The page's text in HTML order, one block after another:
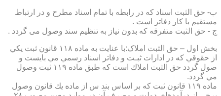
ب- حق الثبت اسناد كه در رابطه با تمام اسناد مطرح و در ارتباط
مستقيم با كار دفاتر است .
ج - حق الثبت متفرقه كه بدون نياز به تنظیم سند وصول می گردد .
بخش اول – حق الثبت املاک:با عنايت به ماده ۱۱۸ قانون ثبت يكي
از حقوقي كه در ادارات ثبـت و دفاتر اسناد رسمي مي بايست و
صول گردد حق الثبت املاك است كه طبق ماده ۱۱۹ ثبت وصول
مي گردد.
ماده ۱۱۹ قانون ثبت كه بر اساس بند س از ماده يك قانون وصول